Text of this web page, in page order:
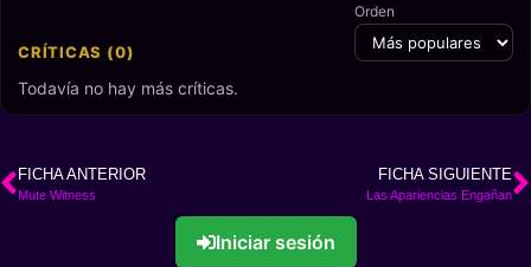
CRÍTICAS (0)
Orden
Todavía no hay más críticas.
FICHA ANTERIOR
Mute Witness
FICHA SIGUIENTE
Las Apariencias Engañan
Iniciar sesión